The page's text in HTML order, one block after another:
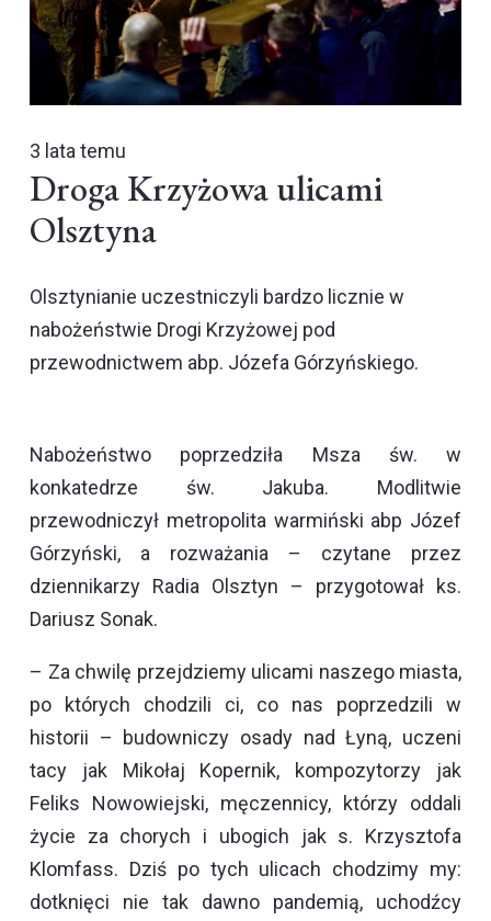
3 lata temu
Droga Krzyżowa ulicami
Olsztyna
Olsztynianie uczestniczyli bardzo licznie w
nabożeństwie Drogi Krzyżowej pod
przewodnictwem abp. Józefa Górzyńskiego.
Nabożeństwo poprzedziła Msza św. w
konkatedrze św. Jakuba. Modlitwie
przewodniczył metropolita warmiński abp Józef
Górzyński, a rozważania – czytane przez
dziennikarzy Radia Olsztyn – przygotował ks.
Dariusz Sonak.
– Za chwilę przejdziemy ulicami naszego miasta,
po których chodzili ci, co nas poprzedzili w
historii – budowniczy osady nad Łyną, uczeni
tacy jak Mikołaj Kopernik, kompozytorzy jak
Feliks Nowowiejski, męczennicy, którzy oddali
życie za chorych i ubogich jak s. Krzysztofa
Klomfass. Dziś po tych ulicach chodzimy my:
dotknięci nie tak dawno pandemią, uchodźcy